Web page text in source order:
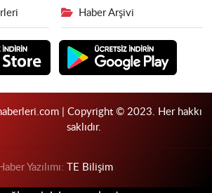
Haber Arşivi
| Copyright © 2023. Her hakkı
saklıdır.
Haber Yazılımı: TE Bilişim